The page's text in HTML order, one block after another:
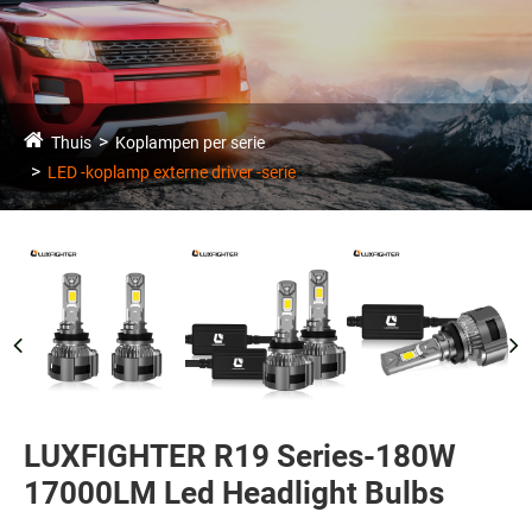
Thuis
Koplampen per serie
LED -koplamp externe driver -serie
LUXFIGHTER R19 Series-180W
17000LM Led Headlight Bulbs